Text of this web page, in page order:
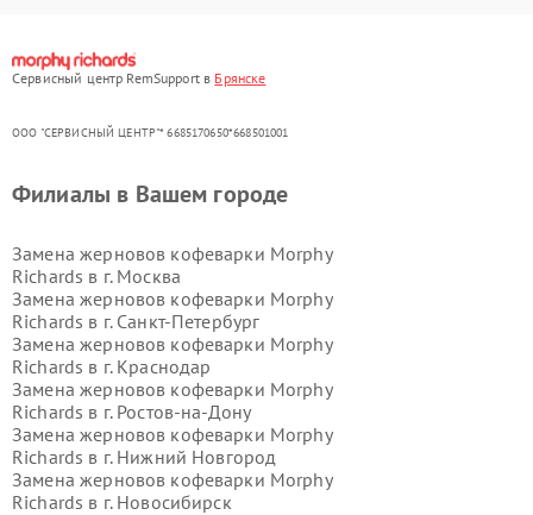
Сервисный центр RemSupport в Брянске
ООО "СЕРВИСНЫЙ ЦЕНТР"* 6685170650*668501001
Филиалы в Вашем городе
Замена жерновов кофеварки Morphy
Richards в г. Москва
Замена жерновов кофеварки Morphy
Richards в г. Санкт-Петербург
Замена жерновов кофеварки Morphy
Richards в г. Краснодар
Замена жерновов кофеварки Morphy
Richards в г. Ростов-на-Дону
Замена жерновов кофеварки Morphy
Richards в г. Нижний Новгород
Замена жерновов кофеварки Morphy
Richards в г. Новосибирск